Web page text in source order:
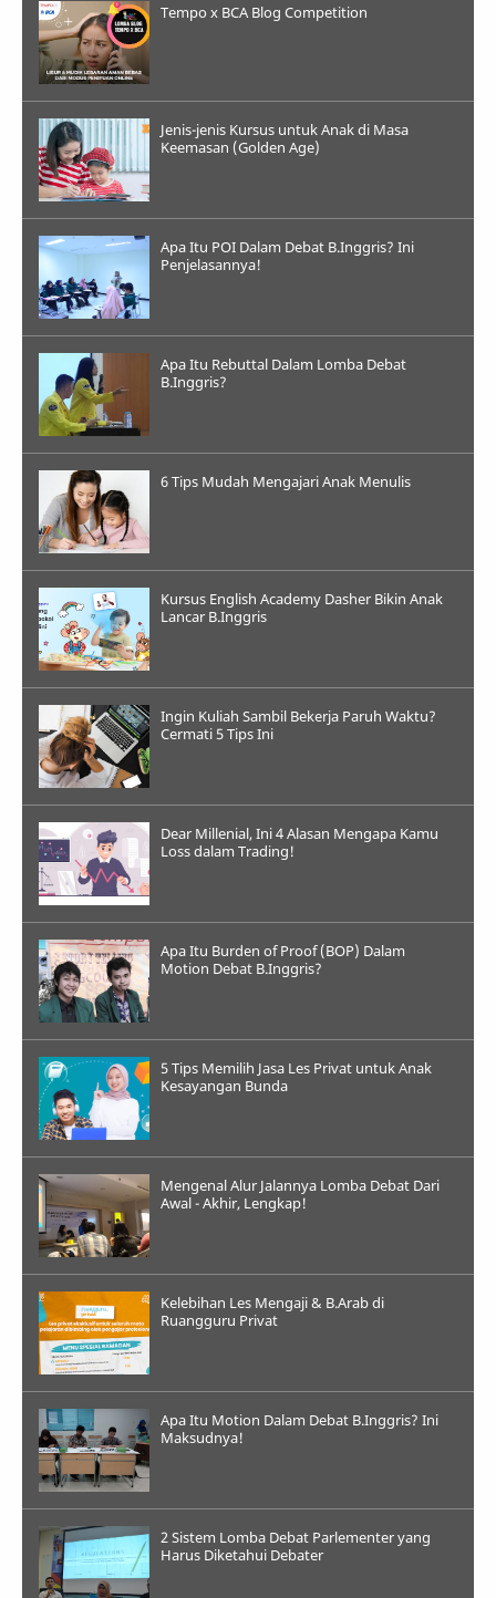
Tempo x BCA Blog Competition
Jenis-jenis Kursus untuk Anak di Masa
Keemasan (Golden Age)
Apa Itu POI Dalam Debat B.Inggris? Ini
Penjelasannya!
Apa Itu Rebuttal Dalam Lomba Debat
B.Inggris?
6 Tips Mudah Mengajari Anak Menulis
Kursus English Academy Dasher Bikin Anak
Lancar B.Inggris
Ingin Kuliah Sambil Bekerja Paruh Waktu?
Cermati 5 Tips Ini
Dear Millenial, Ini 4 Alasan Mengapa Kamu
Loss dalam Trading!
Apa Itu Burden of Proof (BOP) Dalam
Motion Debat B.Inggris?
5 Tips Memilih Jasa Les Privat untuk Anak
Kesayangan Bunda
Mengenal Alur Jalannya Lomba Debat Dari
Awal - Akhir, Lengkap!
Kelebihan Les Mengaji & B.Arab di
Ruangguru Privat
Apa Itu Motion Dalam Debat B.Inggris? Ini
Maksudnya!
2 Sistem Lomba Debat Parlementer yang
Harus Diketahui Debater